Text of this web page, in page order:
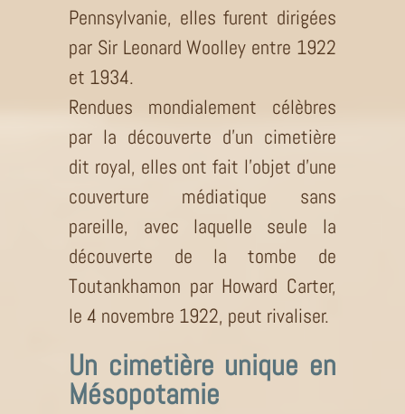
Pennsylvanie, elles furent dirigées
par Sir Leonard Woolley entre 1922
et 1934.
Rendues mondialement célèbres
par la découverte d’un cimetière
dit royal, elles ont fait l’objet d’une
couverture médiatique sans
pareille, avec laquelle seule la
découverte de la tombe de
Toutankhamon par Howard Carter,
le 4 novembre 1922, peut rivaliser.
Un cimetière unique en
Mésopotamie